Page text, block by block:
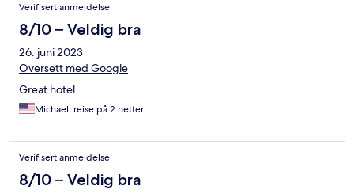
Verifisert anmeldelse
8/10 – Veldig bra
26. juni 2023
Oversett med Google
Great hotel.
Michael, reise på 2 netter
Verifisert anmeldelse
8/10 – Veldig bra